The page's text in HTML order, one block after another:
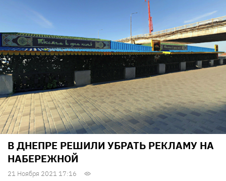
В ДНЕПРЕ РЕШИЛИ УБРАТЬ РЕКЛАМУ НА
НАБЕРЕЖНОЙ
21 Ноября 2021 17:16